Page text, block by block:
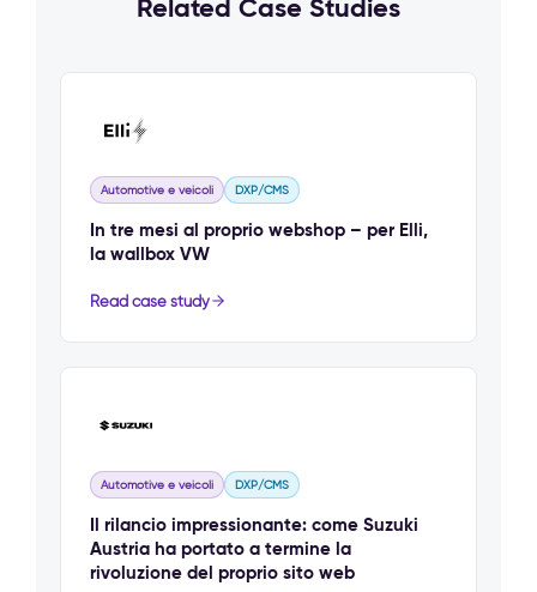
Related Case Studies
Automotive e veicoli DXP/CMS
In tre mesi al proprio webshop – per Elli,
la wallbox VW
Read case study
Automotive e veicoli DXP/CMS
Il rilancio impressionante: come Suzuki
Austria ha portato a termine la
rivoluzione del proprio sito web